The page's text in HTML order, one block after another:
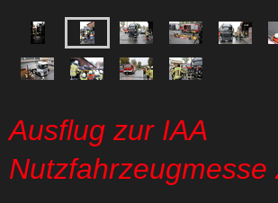
Ausflug zur IAA
Nutzfahrzeugmesse